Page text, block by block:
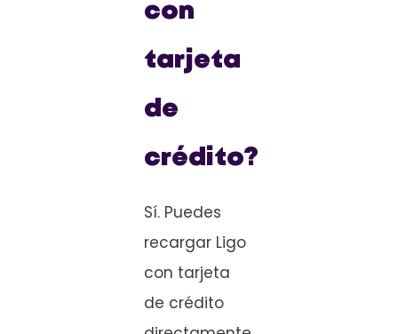
con
tarjeta
de
crédito?
Sí. Puedes
recargar Ligo
con tarjeta
de crédito